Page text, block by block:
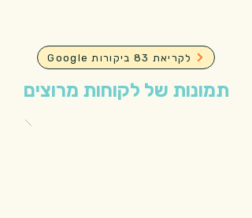
Google לקריאת 83 ביקורות
תמונות של לקוחות מרוצים